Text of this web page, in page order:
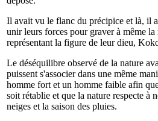
Il avait vu le flanc du précipice et là, il
unir leurs forces pour graver à même
représentant la figure de leur dieu,
Le déséquilibre observé de la nature
puissent s'associer dans une même
homme fort et un homme faible afin
soit rétablie et que la nature respecte à
neiges et la saison des pluies.